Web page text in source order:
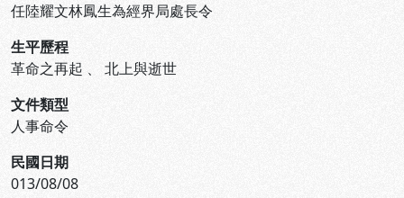
任陸耀文林鳳生為經界局處長令
生平歷程
革命之再起 、 北上與逝世
文件類型
人事命令
民國日期
013/08/08